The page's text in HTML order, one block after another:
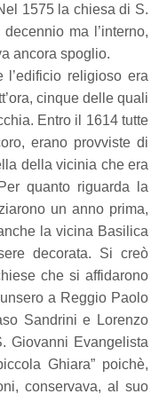
1575 la chiesa di S.
ma l’interno,
ancora spoglio.
l’edificio religioso era
cinque delle quali
Entro il 1614 tutte
erano provviste di
della vicinia che era
quanto riguarda la
un anno prima,
la vicina Basilica
decorata. Si creò
che si affidarono
a Reggio Paolo
Sandrini e Lorenzo
Giovanni Evangelista
Ghiara” poichè,
conservava, al suo